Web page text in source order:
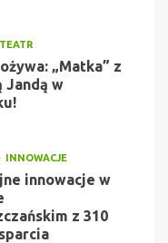
TEATR
„Matka” z
Jandą w
INNOWACJE
innowacje w
z 310